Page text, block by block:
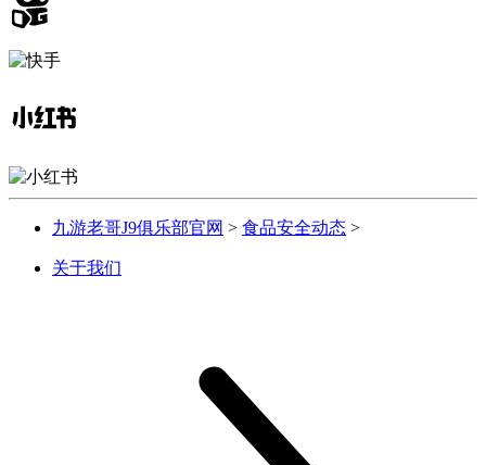
九游老哥J9俱乐部官网 > 食品安全动态 >
关于我们